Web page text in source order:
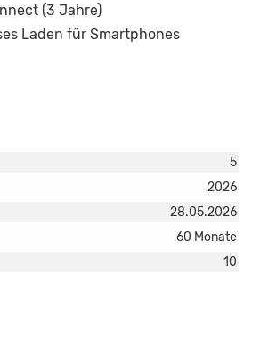
(3 Jahre)
Laden für Smartphones
5
2026
28.05.2026
60 Monate
10